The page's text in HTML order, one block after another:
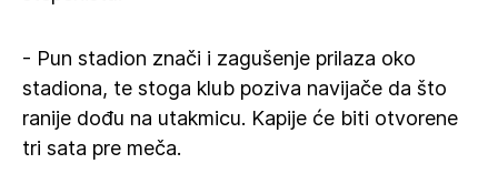
- Pun stadion znači i zagušenje prilaza oko
stadiona, te stoga klub poziva navijače da što
ranije dođu na utakmicu. Kapije će biti otvorene
tri sata pre meča.